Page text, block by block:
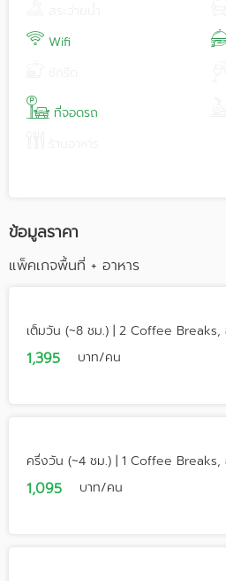
Wifi
ที่จอดรถ
ข้อมูลราคา
แพ็คเกจพื้นที่ + อาหาร
เต็มวัน (~8 ชม.) | 2 Coffee Breaks,
1,395 บาท/คน
ครึ่งวัน (~4 ชม.) | 1 Coffee Breaks,
1,095 บาท/คน